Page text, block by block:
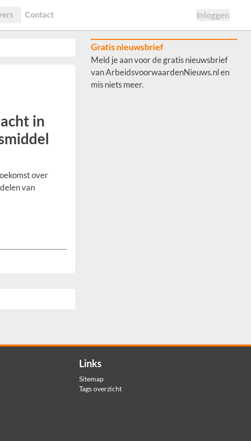
Contact Inloggen
in
over
van
Gratis nieuwsbrief
Meld je aan voor de gratis nieuwsbrief
van ArbeidsvoorwaardenNieuws.nl en
mis niets meer.
Links
Sitemap
Tags overzicht